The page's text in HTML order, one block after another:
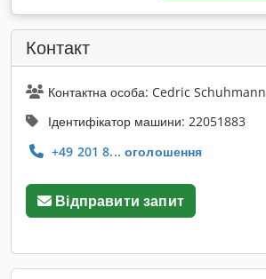
Контакт
Контактна особа: Cedric Schuhmann
Ідентифікатор машини: 22051883
+49 201 8... оголошення
Відправити запит